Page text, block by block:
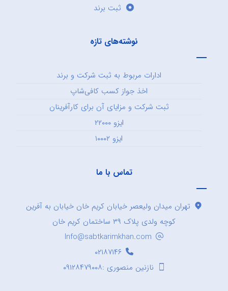
ثبت برند
نوشته‌های تازه
ادارات مربوط به ثبت شرکت و برند
اخذ جواز کسب کافی‌شاپ
ثبت شرکت و مزایای آن برای کارآفرینان
ایزو ۲۲۰۰۰
ایزو ۱۰۰۰۲
تماس با ما
تهران میدان ولیعصر خیابان کریم خان خیابان به آفرین
کوچه ولدی پلاک ۳۹ ساختمان کریم خان
Info@sabtkarimkhan.com
۰۲۱۸۷۱۴۶
نازنین منصوری :۰۹۱۲۸۴۷۹۰۰۸